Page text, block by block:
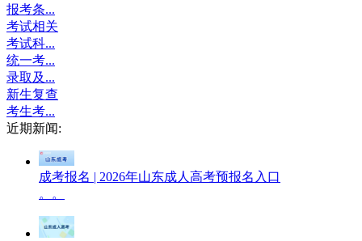
报考条...
考试相关
考试科...
统一考...
录取及...
新生复查
考生考...
近期新闻:
成考报名 | 2026年山东成人高考预报名入口
。。